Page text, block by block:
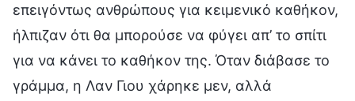
επειγόντως ανθρώπους για κειμενικό καθήκον,
ήλπιζαν ότι θα μπορούσε να φύγει απ’ το σπίτι
για να κάνει το καθήκον της. Όταν διάβασε το
γράμμα, η Λαν Γιου χάρηκε μεν, αλλά